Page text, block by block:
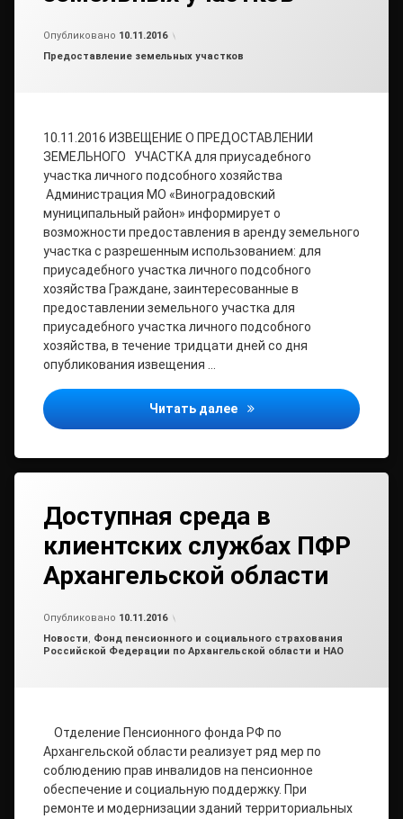
Опубликовано 10.11.2016
Рубрики:
Предоставление земельных участков
10.11.2016 ИЗВЕЩЕНИЕ О ПРЕДОСТАВЛЕНИИ
ЗЕМЕЛЬНОГО УЧАСТКА для приусадебного
участка личного подсобного хозяйства
Администрация МО «Виноградовский
муниципальный район» информирует о
возможности предоставления в аренду земельного
участка с разрешенным использованием: для
приусадебного участка личного подсобного
хозяйства Граждане, заинтересованные в
предоставлении земельного участка для
приусадебного участка личного подсобного
хозяйства, в течение тридцати дней со дня
опубликования извещения …
Читать далее Извещение о
Доступная среда в
клиентских службах ПФР
Архангельской области
Опубликовано 10.11.2016
Рубрики:
Новости, Фонд пенсионного и социального страхования
Российской Федерации по Архангельской области и НАО
Отделение Пенсионного фонда РФ по
Архангельской области реализует ряд мер по
соблюдению прав инвалидов на пенсионное
обеспечение и социальную поддержку. При
ремонте и модернизации зданий территориальных